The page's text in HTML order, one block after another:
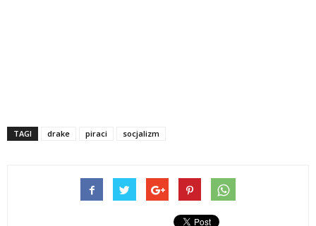
TAGI drake piraci socjalizm